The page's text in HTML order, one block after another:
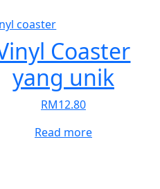
be
chosen
on
Coaster
yang unik
RM12.80
Read more